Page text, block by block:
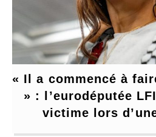
« Il a commencé à
» : l’eurodéputée
victime lors